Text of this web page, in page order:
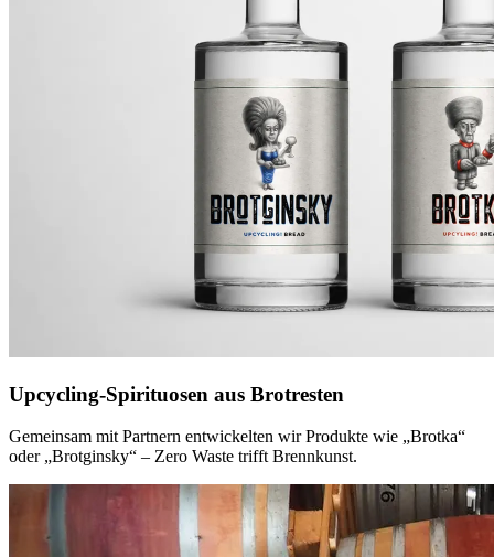
Upcycling-Spirituosen aus Brotresten
Gemeinsam mit Partnern entwickelten wir Produkte wie „Brotka“
oder „Brotginsky“ – Zero Waste trifft Brennkunst.